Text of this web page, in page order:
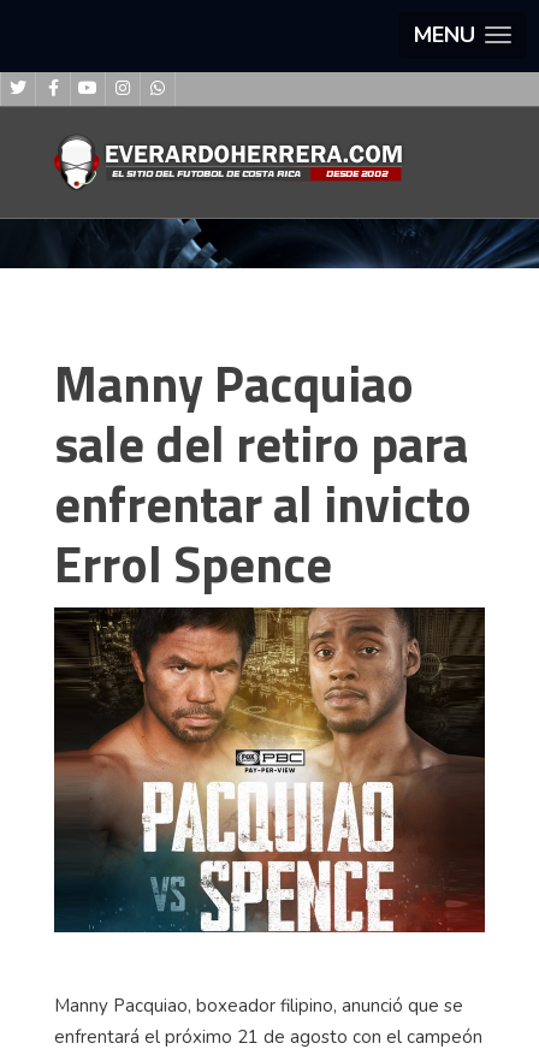
MENU
Manny Pacquiao
sale del retiro para
enfrentar al invicto
Errol Spence
Manny Pacquiao, boxeador filipino, anunció que se
enfrentará el próximo 21 de agosto con el campeón